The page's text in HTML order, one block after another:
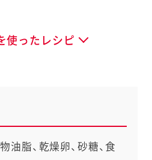
使ったレシピ
油脂、乾燥卵、砂糖、食